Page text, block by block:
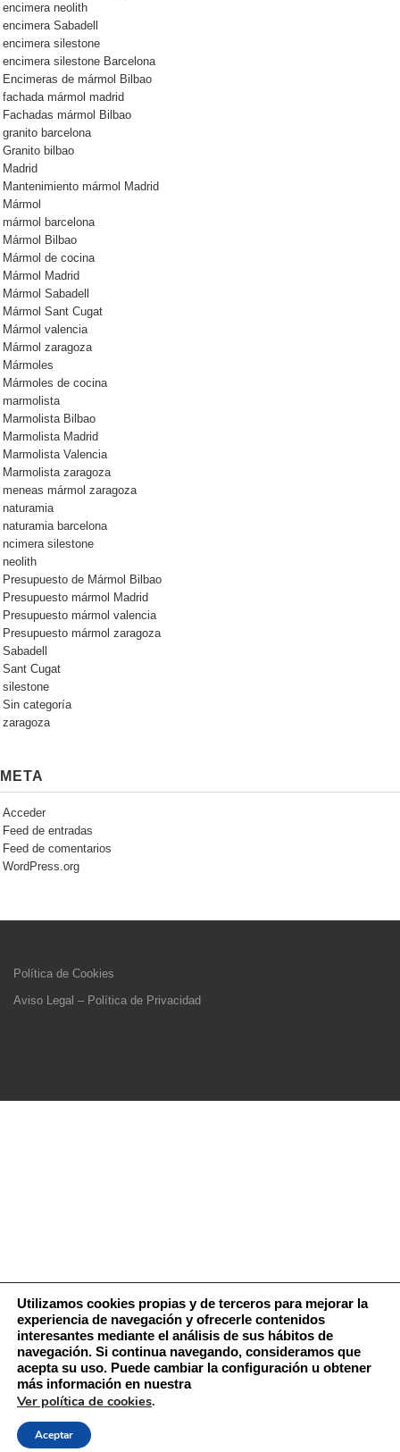
encimera neolith
encimera Sabadell
encimera silestone
encimera silestone Barcelona
Encimeras de mármol Bilbao
fachada mármol madrid
Fachadas mármol Bilbao
granito barcelona
Granito bilbao
Madrid
Mantenimiento mármol Madrid
Mármol
mármol barcelona
Mármol Bilbao
Mármol de cocina
Mármol Madrid
Mármol Sabadell
Mármol Sant Cugat
Mármol valencia
Mármol zaragoza
Mármoles
Mármoles de cocina
marmolista
Marmolista Bilbao
Marmolista Madrid
Marmolista Valencia
Marmolista zaragoza
meneas mármol zaragoza
naturamia
naturamia barcelona
ncimera silestone
neolith
Presupuesto de Mármol Bilbao
Presupuesto mármol Madrid
Presupuesto mármol valencia
Presupuesto mármol zaragoza
Sabadell
Sant Cugat
silestone
Sin categoría
zaragoza
META
Acceder
Feed de entradas
Feed de comentarios
WordPress.org
Política de Cookies
Aviso Legal – Política de Privacidad
Utilizamos cookies propias y de terceros para mejorar la
experiencia de navegación y ofrecerle contenidos
interesantes mediante el análisis de sus hábitos de
navegación. Si continua navegando, consideramos que
acepta su uso. Puede cambiar la configuración u obtener
más información en nuestra
Ver política de cookies.
Aceptar